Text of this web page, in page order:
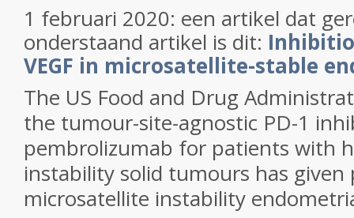
1 februari 2020: een artikel dat
onderstaand artikel is dit:
VEGF in microsatellite-stable
The US Food and Drug
the tumour-site-agnostic PD-1
pembrolizumab for patients with
instability solid tumours has
microsatellite instability